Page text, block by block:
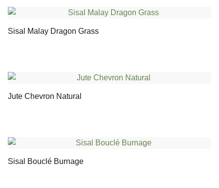
Sisal Malay Dragon Grass
Jute Chevron Natural
Sisal Bouclé Burnage